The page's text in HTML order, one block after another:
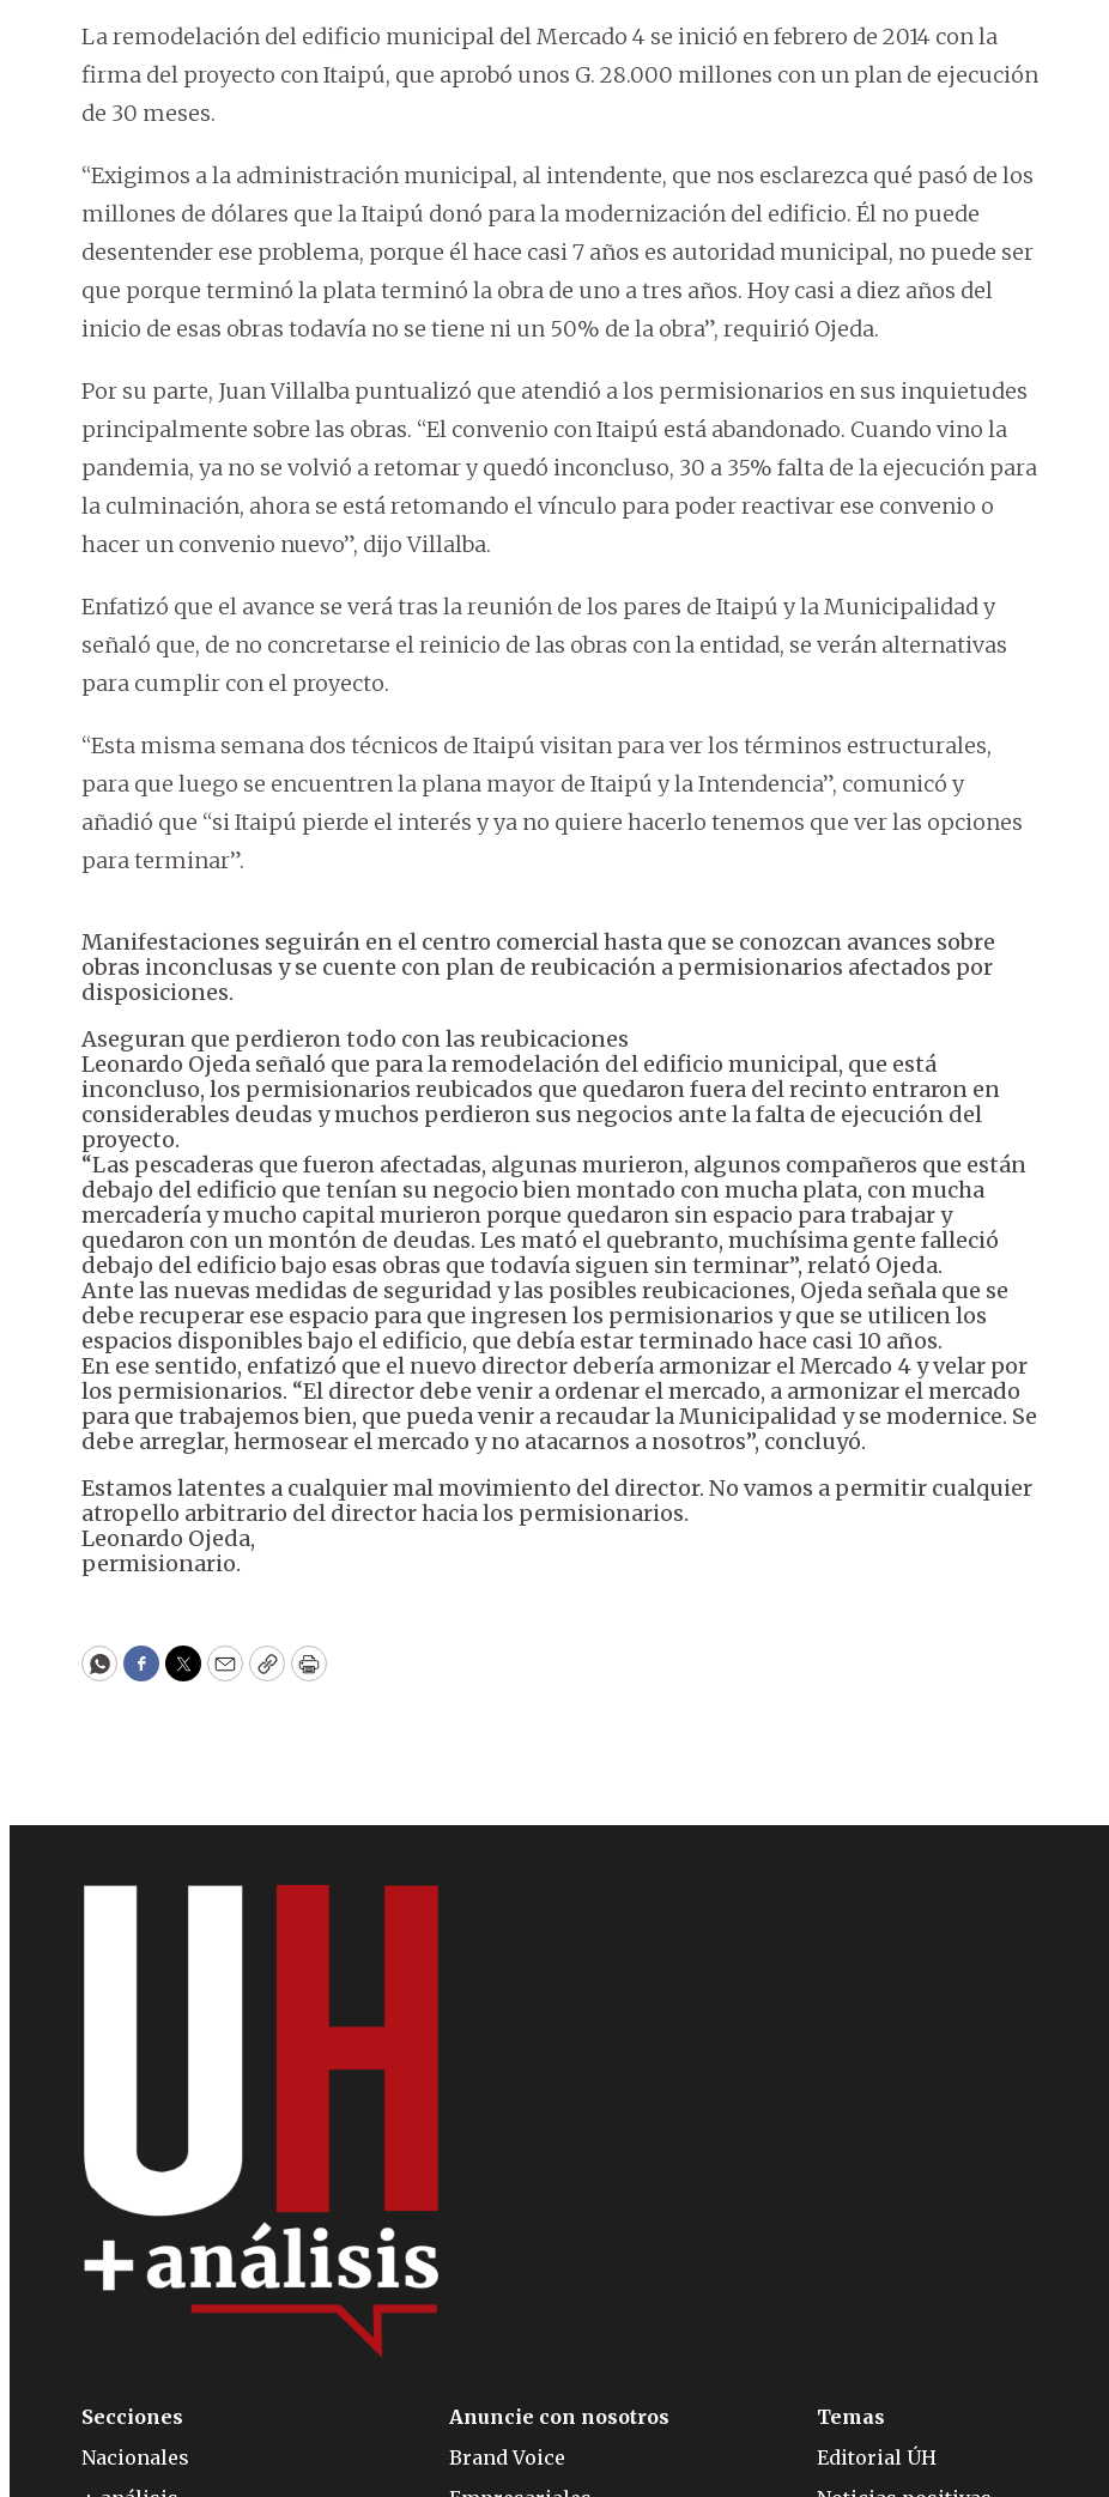
La remodelación del edificio municipal del Mercado 4 se inició en febrero de 2014 con la
firma del proyecto con Itaipú, que aprobó unos G. 28.000 millones con un plan de ejecución
de 30 meses.
“Exigimos a la administración municipal, al intendente, que nos esclarezca qué pasó de los
millones de dólares que la Itaipú donó para la modernización del edificio. Él no puede
desentender ese problema, porque él hace casi 7 años es autoridad municipal, no puede ser
que porque terminó la plata terminó la obra de uno a tres años. Hoy casi a diez años del
inicio de esas obras todavía no se tiene ni un 50% de la obra”, requirió Ojeda.
Por su parte, Juan Villalba puntualizó que atendió a los permisionarios en sus inquietudes
principalmente sobre las obras. “El convenio con Itaipú está abandonado. Cuando vino la
pandemia, ya no se volvió a retomar y quedó inconcluso, 30 a 35% falta de la ejecución para
la culminación, ahora se está retomando el vínculo para poder reactivar ese convenio o
hacer un convenio nuevo”, dijo Villalba.
Enfatizó que el avance se verá tras la reunión de los pares de Itaipú y la Municipalidad y
señaló que, de no concretarse el reinicio de las obras con la entidad, se verán alternativas
para cumplir con el proyecto.
“Esta misma semana dos técnicos de Itaipú visitan para ver los términos estructurales,
para que luego se encuentren la plana mayor de Itaipú y la Intendencia”, comunicó y
añadió que “si Itaipú pierde el interés y ya no quiere hacerlo tenemos que ver las opciones
para terminar”.
Manifestaciones seguirán en el centro comercial hasta que se conozcan avances sobre
obras inconclusas y se cuente con plan de reubicación a permisionarios afectados por
disposiciones.
Aseguran que perdieron todo con las reubicaciones
Leonardo Ojeda señaló que para la remodelación del edificio municipal, que está
inconcluso, los permisionarios reubicados que quedaron fuera del recinto entraron en
considerables deudas y muchos perdieron sus negocios ante la falta de ejecución del
proyecto.
“Las pescaderas que fueron afectadas, algunas murieron, algunos compañeros que están
debajo del edificio que tenían su negocio bien montado con mucha plata, con mucha
mercadería y mucho capital murieron porque quedaron sin espacio para trabajar y
quedaron con un montón de deudas. Les mató el quebranto, muchísima gente falleció
debajo del edificio bajo esas obras que todavía siguen sin terminar”, relató Ojeda.
Ante las nuevas medidas de seguridad y las posibles reubicaciones, Ojeda señala que se
debe recuperar ese espacio para que ingresen los permisionarios y que se utilicen los
espacios disponibles bajo el edificio, que debía estar terminado hace casi 10 años.
En ese sentido, enfatizó que el nuevo director debería armonizar el Mercado 4 y velar por
los permisionarios. “El director debe venir a ordenar el mercado, a armonizar el mercado
para que trabajemos bien, que pueda venir a recaudar la Municipalidad y se modernice. Se
debe arreglar, hermosear el mercado y no atacarnos a nosotros”, concluyó.
Estamos latentes a cualquier mal movimiento del director. No vamos a permitir cualquier
atropello arbitrario del director hacia los permisionarios.
Leonardo Ojeda,
permisionario.
WhatsApp
Facebook
Twitter
EmailCopyPrint
Secciones
Nacionales
Anuncie con nosotros
Brand Voice
Temas
Editorial ÚH